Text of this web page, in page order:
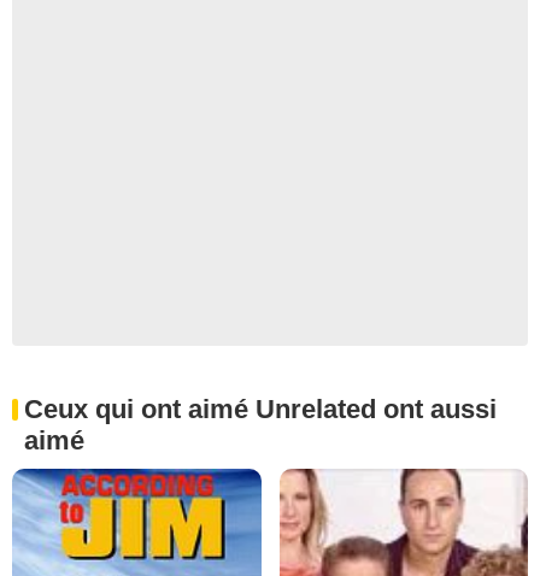
Ceux qui ont aimé Unrelated ont aussi
aimé